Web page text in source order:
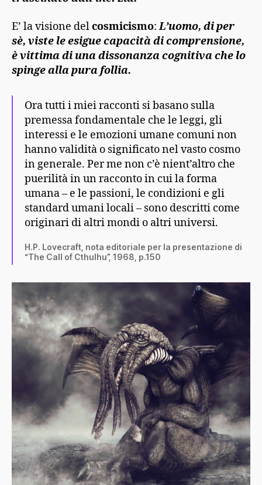
E’ la visione delcosmicismo:L’uomo, di per
sè, viste le esigue capacità di comprensione,
è vittima di una dissonanza cognitiva che lo
spinge alla pura follia.
Ora tutti i miei racconti si basano sulla
premessa fondamentale che le leggi, gli
interessi e le emozioni umane comuni non
hanno validità o significato nel vasto cosmo
in generale. Per me non c’è nient’altro che
puerilità in un racconto in cui la forma
umana – e le passioni, le condizioni e gli
standard umani locali – sono descritti come
originari di altri mondi o altri universi.
H.P. Lovecraft, nota editoriale per la presentazione di
“The Call of Cthulhu”, 1968, p.150